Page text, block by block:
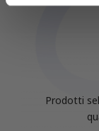
informazioni
nostri partner
con altre
raccolto dal tuo
Prodotti